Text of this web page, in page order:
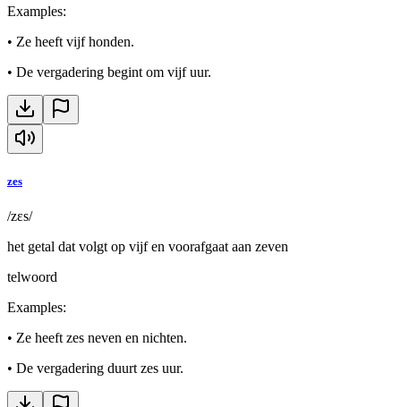
Examples:
• Ze heeft vijf honden.
• De vergadering begint om vijf uur.
zes
/zɛs/
het getal dat volgt op vijf en voorafgaat aan zeven
telwoord
Examples:
• Ze heeft zes neven en nichten.
• De vergadering duurt zes uur.